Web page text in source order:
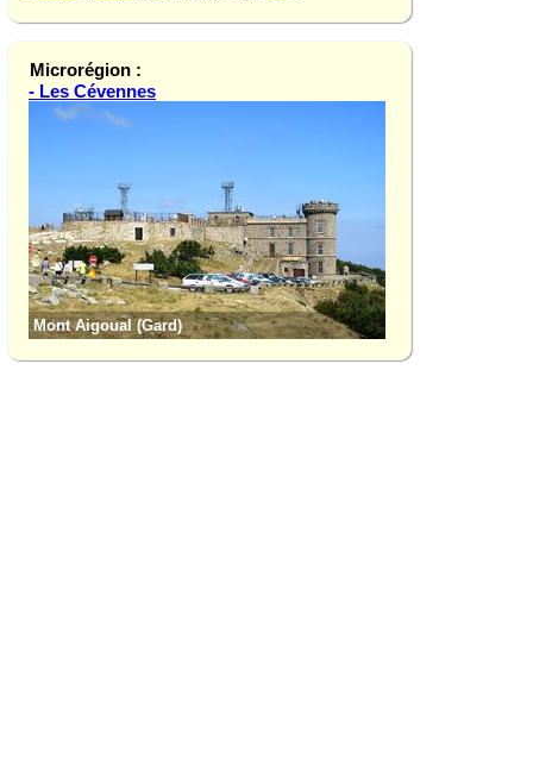
Microrégion :
- Les Cévennes
Mont Aigoual (Gard)